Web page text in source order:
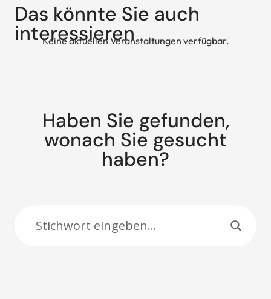
Das könnte Sie auch
interessieren
Keine aktuellen Veranstaltungen verfügbar.
Haben Sie gefunden,
wonach Sie gesucht
haben?